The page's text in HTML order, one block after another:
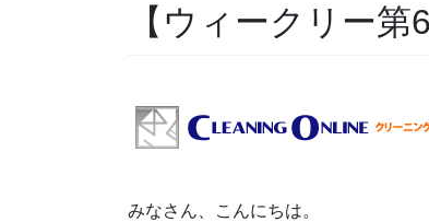
【ウィークリー第
みなさん、こんにちは。